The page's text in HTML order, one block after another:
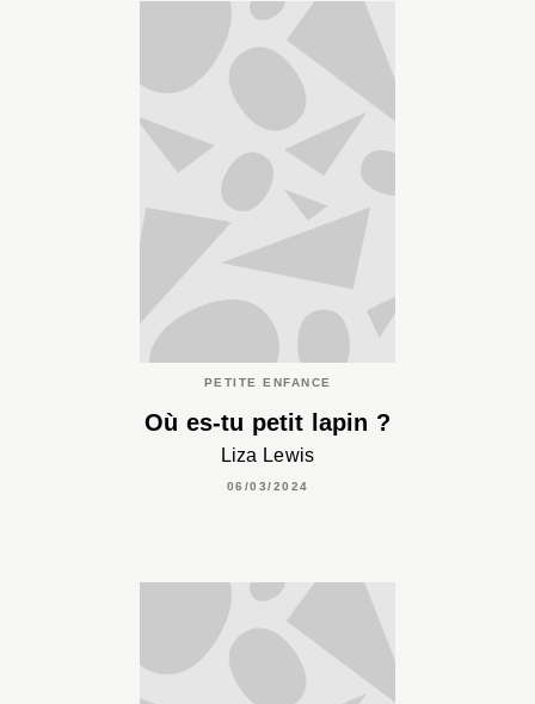
PETITE ENFANCE
Où es-tu petit lapin ?
Liza Lewis
06/03/2024